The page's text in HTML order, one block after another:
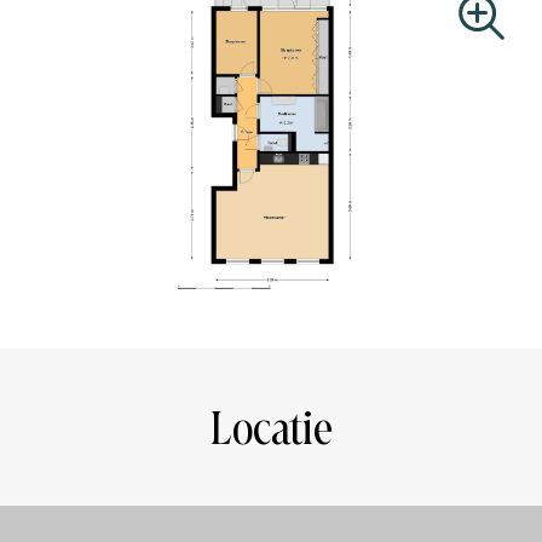
accessibility. This puts you within 5 minutes at
Amsterdam Central Station and within a few minutes you
are at Amsterdam South Station. In addition, streetcar
(lines 3, 12 and 24) and bus (line 246) are also around the
corner. The A1 and A2 freeways and the A10 ring road
can be reached by car within 10 minutes.
SURFACE CONFORMING NEN 2580:
Usable area living: 76,43m2
Built outdoor space: 11,62m2
maintenance plan (MJOP) available, but the association is
Locatie